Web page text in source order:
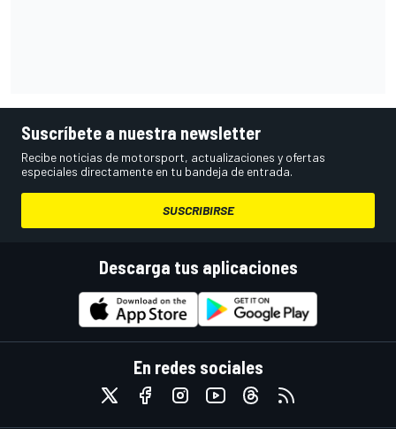
Suscríbete a nuestra newsletter
Recibe noticias de motorsport, actualizaciones y ofertas
especiales directamente en tu bandeja de entrada.
SUSCRIBIRSE
Descarga tus aplicaciones
En redes sociales